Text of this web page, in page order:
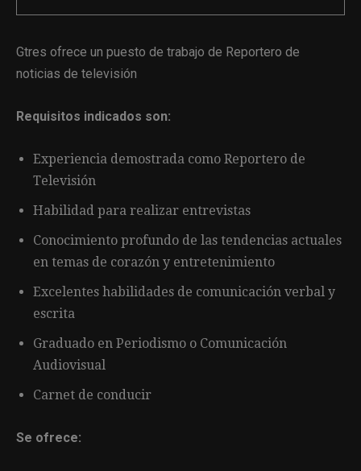
Gtres ofrece un puesto de trabajo de Reportero de
noticias de televisión
Requisitos indicados son:
Experiencia demostrada como Reportero de
Televisión
Habilidad para realizar entrevistas
Conocimiento profundo de las tendencias actuales
en temas de corazón y entretenimiento
Excelentes habilidades de comunicación verbal y
escrita
Graduado en Periodismo o Comunicación
Audiovisual
Carnet de conducir
Se ofrece: